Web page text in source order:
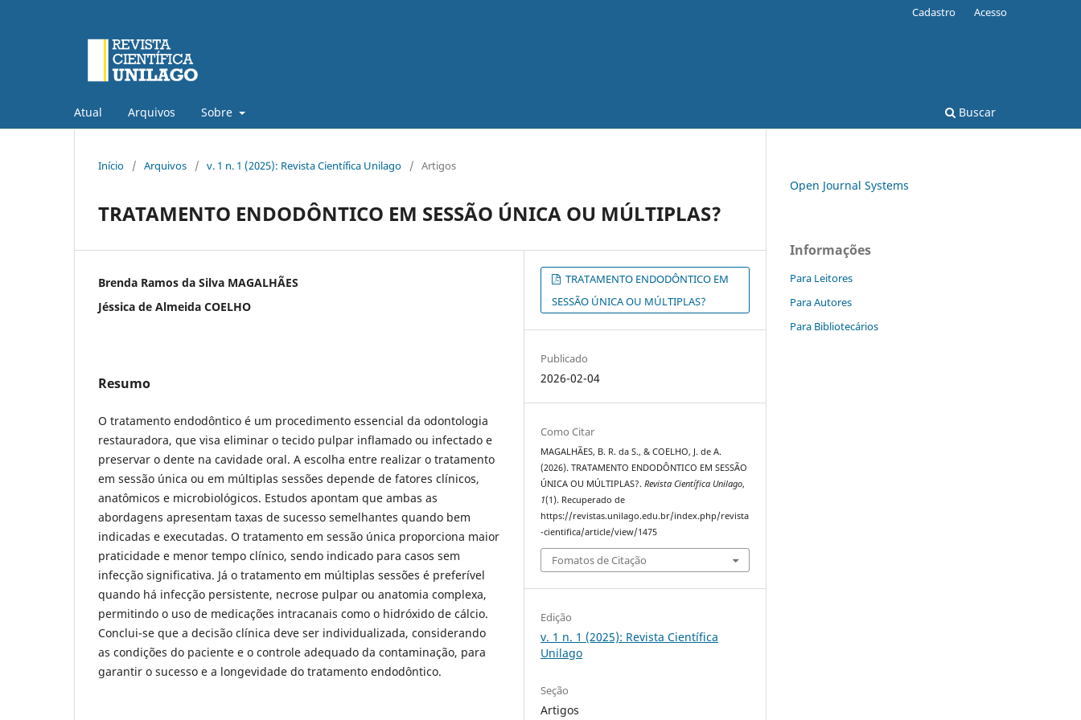
Atual Arquivos Sobre Buscar
Cadastro Acesso
Início / Arquivos / v. 1 n. 1 (2025): Revista Científica Unilago / Artigos
TRATAMENTO ENDODÔNTICO EM SESSÃO ÚNICA OU MÚLTIPLAS?
Brenda Ramos da Silva MAGALHÃES
Jéssica de Almeida COELHO
Resumo
O tratamento endodôntico é um procedimento essencial da odontologia
restauradora, que visa eliminar o tecido pulpar inflamado ou infectado e
preservar o dente na cavidade oral. A escolha entre realizar o tratamento
em sessão única ou em múltiplas sessões depende de fatores clínicos,
anatômicos e microbiológicos. Estudos apontam que ambas as
abordagens apresentam taxas de sucesso semelhantes quando bem
indicadas e executadas. O tratamento em sessão única proporciona maior
praticidade e menor tempo clínico, sendo indicado para casos sem
infecção significativa. Já o tratamento em múltiplas sessões é preferível
quando há infecção persistente, necrose pulpar ou anatomia complexa,
permitindo o uso de medicações intracanais como o hidróxido de cálcio.
Conclui-se que a decisão clínica deve ser individualizada, considerando
as condições do paciente e o controle adequado da contaminação, para
garantir o sucesso e a longevidade do tratamento endodôntico.
TRATAMENTO ENDODÔNTICO EM
SESSÃO ÚNICA OU MÚLTIPLAS?
Publicado
2026-02-04
Como Citar
MAGALHÃES, B. R. da S., & COELHO, J. de A.
(2026). TRATAMENTO ENDODÔNTICO EM SESSÃO
ÚNICA OU MÚLTIPLAS?.Revista Científica Unilago,
1(1). Recuperado de
https://revistas.unilago.edu.br/index.php/revista
-cientifica/article/view/1475
Fomatos de Citação
Edição
v. 1 n. 1 (2025): Revista Científica
Unilago
Seção
Artigos
Open Journal Systems
Informações
Para Leitores
Para Autores
Para Bibliotecários